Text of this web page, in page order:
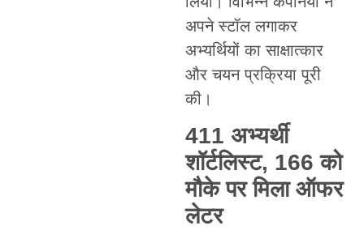
अपने स्टॉल लगाकर
अभ्यर्थियों का साक्षात्कार
और चयन प्रक्रिया पूरी
की।
411 अभ्यर्थी
शॉर्टलिस्ट, 166 को
मौके पर मिला ऑफर
लेटर